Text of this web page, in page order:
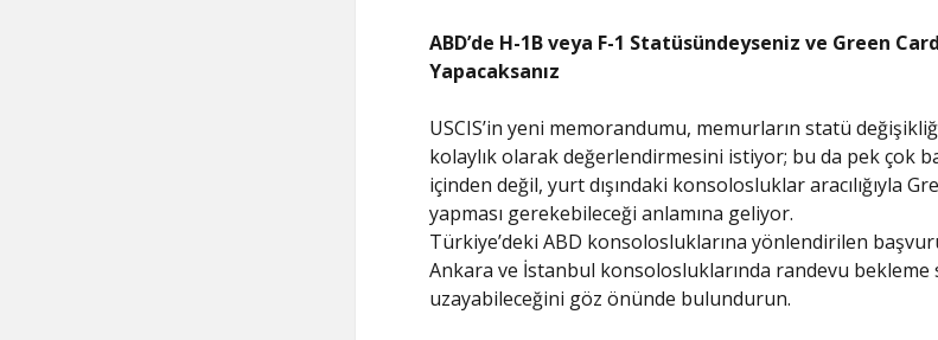
ABD’de H-1B veya F-1 Statüsündeyseniz ve Green
Yapacaksanız
USCIS’in yeni memorandumu, memurların statü
kolaylık olarak değerlendirmesini istiyor; bu da pek çok
içinden değil, yurt dışındaki konsolosluklar aracılığıyla
yapması gerekebileceği anlamına geliyor.
Türkiye’deki ABD konsolosluklarına yönlendirilen
Ankara ve İstanbul konsolosluklarında randevu
uzayabileceğini göz önünde bulundurun.